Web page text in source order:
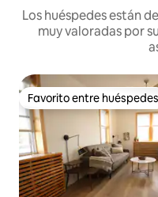
Los huéspedes están
muy valoradas por
Favorito entre huéspedes
Favorito entre huéspedes